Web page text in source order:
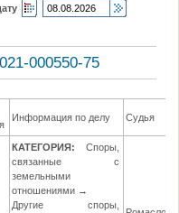
000550-75
Информация по делу Судья
КАТЕГОРИЯ:
Споры,
связанные с
земельными
отношениями →
Другие споры,